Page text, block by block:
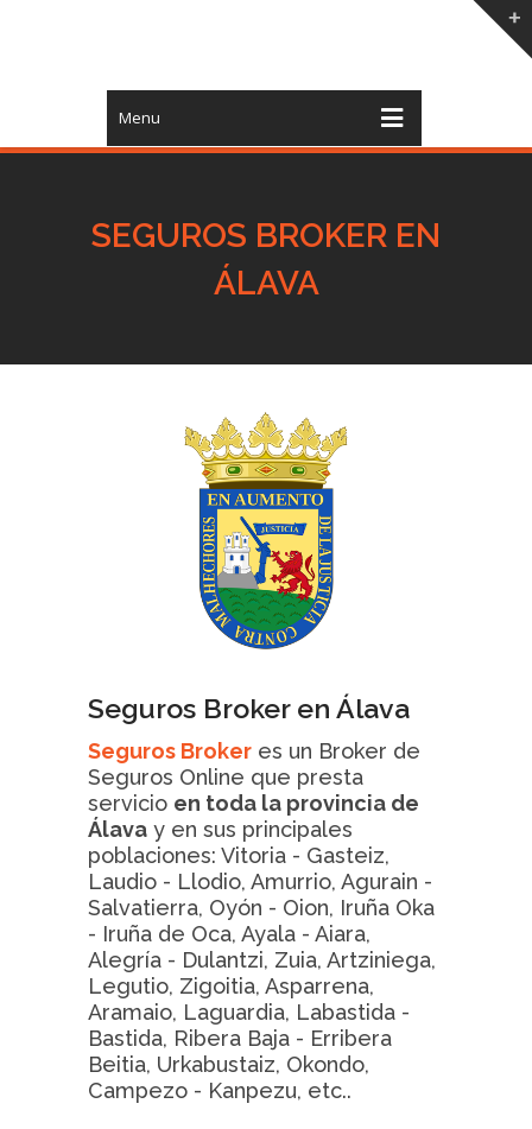
Menu
SEGUROS BROKER EN
ÁLAVA
Seguros Broker en Álava
Seguros Broker es un Broker de
Seguros Online que presta
servicio en toda la provincia de
Álava y en sus principales
poblaciones: Vitoria - Gasteiz,
Laudio - Llodio, Amurrio, Agurain -
Salvatierra, Oyón - Oion, Iruña Oka
- Iruña de Oca, Ayala - Aiara,
Alegría - Dulantzi, Zuia, Artziniega,
Legutio, Zigoitia, Asparrena,
Aramaio, Laguardia, Labastida -
Bastida, Ribera Baja - Erribera
Beitia, Urkabustaiz, Okondo,
Campezo - Kanpezu, etc..